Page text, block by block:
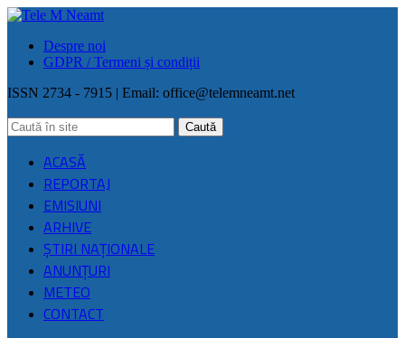
Despre noi
GDPR / Termeni și condiții
ISSN 2734 - 7915 | Email: office@telemneamt.net
ACASĂ
REPORTAJ
EMISIUNI
ARHIVE
ŞTIRI NAŢIONALE
ANUNȚURI
METEO
CONTACT